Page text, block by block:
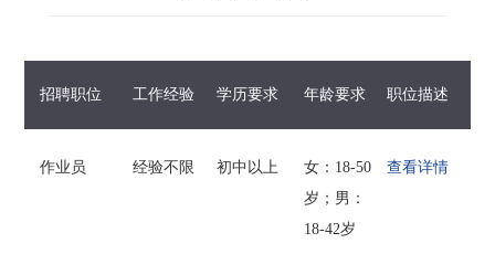
招聘职位 工作经验 学历要求 年龄要求 职位描述
作业员 经验不限 初中以上
女：18-50
岁；男：
18-42岁
查看详情